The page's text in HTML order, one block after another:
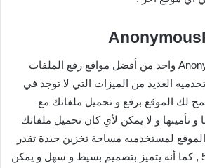
يعتبر موقع AnonymousFiles واحد من أفضل مواقع رفع الملفات
العديد من الميزات التي لا توجد في
لك الموقع برفع و تحميل ملفاتك مع
تأمينها و لا يمكن لأي كان تحميل ملفاتك
لمستخدميه مساحة تخزين جيدة تقدر
سعتها التخزينية ب 5Gb , كما أنه يتميز بتصميم بسيط و سهل و يمكن